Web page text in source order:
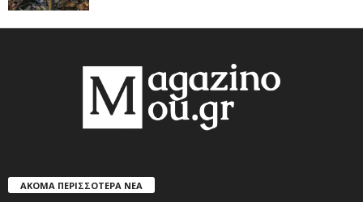
ΑΚΟΜΑ ΠΕΡΙΣΣΟΤΕΡΑ ΝΕΑ